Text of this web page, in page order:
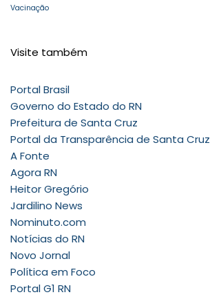
Vacinação
Visite também
Portal Brasil
Governo do Estado do RN
Prefeitura de Santa Cruz
Portal da Transparência de Santa Cruz
A Fonte
Agora RN
Heitor Gregório
Jardilino News
Nominuto.com
Notícias do RN
Novo Jornal
Política em Foco
Portal G1 RN